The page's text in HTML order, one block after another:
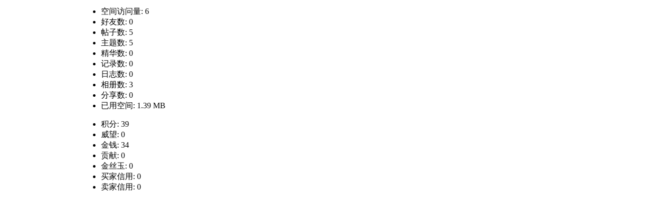
空间访问量: 6
好友数: 0
帖子数: 5
主题数: 5
精华数: 0
记录数: 0
日志数: 0
相册数: 3
分享数: 0
已用空间: 1.39 MB
积分: 39
威望: 0
金钱: 34
贡献: 0
金丝玉: 0
买家信用: 0
卖家信用: 0